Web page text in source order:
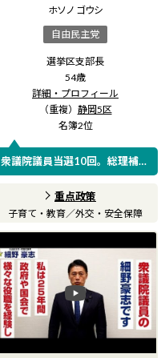
ホソノ ゴウシ
自由民主党
選挙区支部長
54歳
詳細・プロフィール
（重複） 静岡5区
名簿2位
衆議院議員当選10回。総理補佐
官、3.11後の原発事故担当大
臣、環境大臣などを歴任。安全
保障政策の違いから野党を離れ
て自...
重点政策
子育て・教育／外交・安全保障